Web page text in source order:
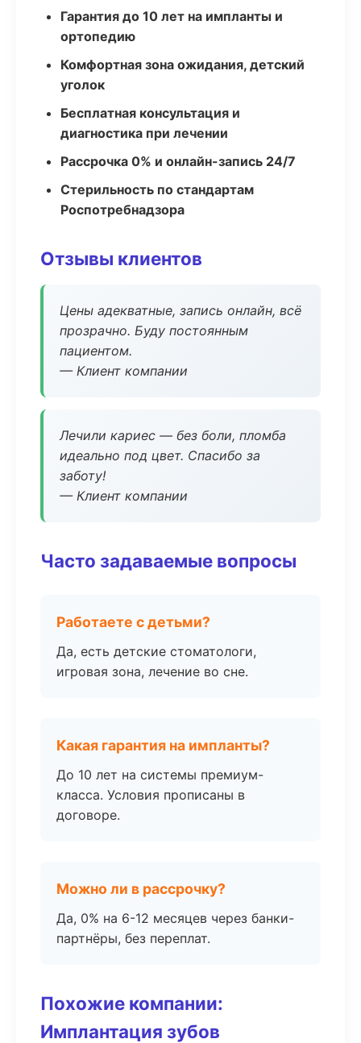
Гарантия до 10 лет на импланты и
ортопедию
Комфортная зона ожидания, детский
уголок
Бесплатная консультация и
диагностика при лечении
Рассрочка 0% и онлайн-запись 24/7
Стерильность по стандартам
Роспотребнадзора
Отзывы клиентов
Цены адекватные, запись онлайн, всё
прозрачно. Буду постоянным
пациентом.
— Клиент компании
Лечили кариес — без боли, пломба
идеально под цвет. Спасибо за
заботу!
— Клиент компании
Часто задаваемые вопросы
Работаете с детьми?
Да, есть детские стоматологи,
игровая зона, лечение во сне.
Какая гарантия на импланты?
До 10 лет на системы премиум-
класса. Условия прописаны в
договоре.
Можно ли в рассрочку?
Да, 0% на 6-12 месяцев через банки-
партнёры, без переплат.
Похожие компании:
Имплантация зубов